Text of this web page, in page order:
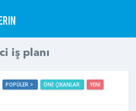
iş planı
POPÜLER > ÖNE ÇIKANLAR
YENI